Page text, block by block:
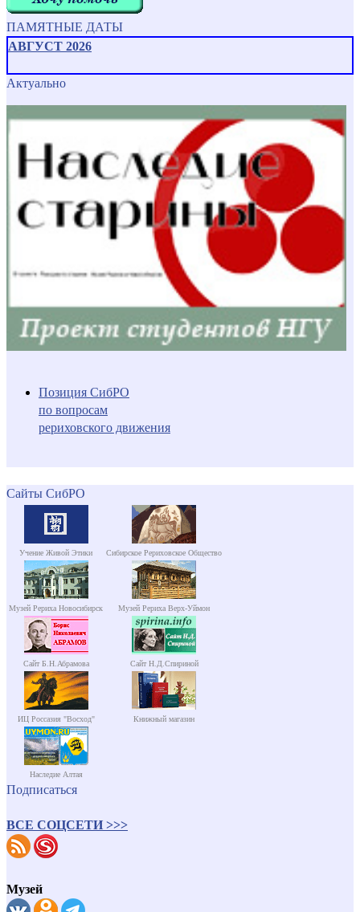
ПАМЯТНЫЕ ДАТЫ
АВГУСТ 2026
Актуально
Позиция СибРО
по вопросам
рериховского движения
Сайты СибРО
Учение Живой Этики Сибирское Рериховское Общество
Музей Рериха Новосибирск Музей Рериха Верх-Уймон
Сайт Б.Н.Абрамова Сайт Н.Д.Спириной
ИЦ Россазия "Восход" Книжный магазин
Наследие Алтая
Подписаться
ВСЕ СОЦСЕТИ >>>
Музей